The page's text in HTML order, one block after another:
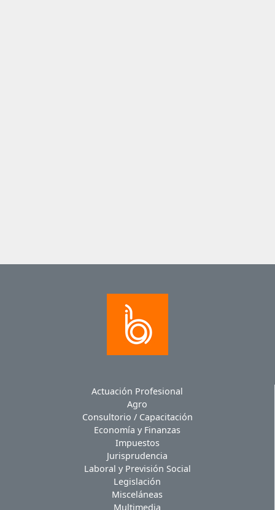
Actuación Profesional
Agro
Consultorio / Capacitación
Economía y Finanzas
Impuestos
Jurisprudencia
Laboral y Previsión Social
Legislación
Misceláneas
Multimedia